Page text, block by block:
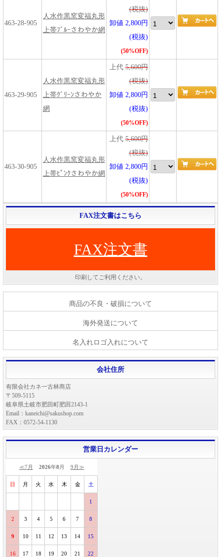
463-28-905
人水作黒窯変福丸形
上帯ﾌﾞﾙｰさわやか網
(税抜)
卸値 2,800円
(税抜)
(50%OFF)
463-29-905
人水作黒窯変福丸形
上帯ｸﾞﾘｰﾝさわやか
網
上代 5,600円
(税抜)
卸値 2,800円
(税抜)
(50%OFF)
463-30-905
人水作黒窯変福丸形
上帯ﾋﾟﾝｸさわやか網
上代 5,600円
(税抜)
卸値 2,800円
(税抜)
(50%OFF)
FAX注文書はこちら
FAX注文書
印刷してご利用ください。
商品の不良・破損について
海外発送について
名入れロゴ入れについて
会社住所
有限会社カネ一古林商店
〒509-5115
岐阜県土岐市肥田町肥田2143-1
Email：kaneichi@sakushop.com
FAX：0572-54-1130
営業日カレンダー
≪7月 2026年8 月 9月≫
日 月 火 水 木 金 土
1
2 3 4 5 6 7 8
9 10 11 12 13 14 15
16 17 18 19 20 21 22